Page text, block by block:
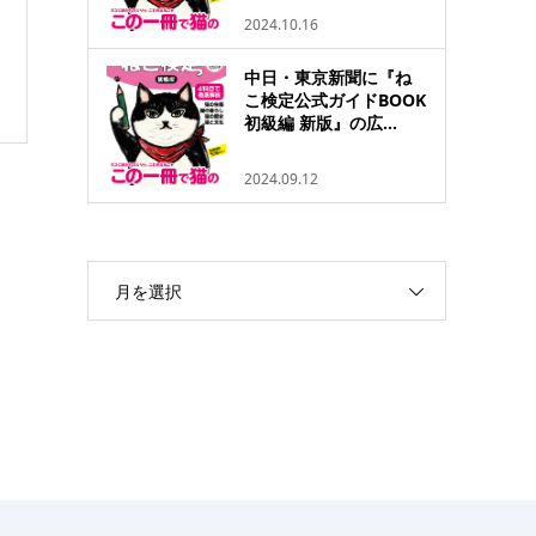
2024.10.16
中日・東京新聞に『ね
こ検定公式ガイドBOOK
初級編 新版』の広...
2024.09.12
月を選択